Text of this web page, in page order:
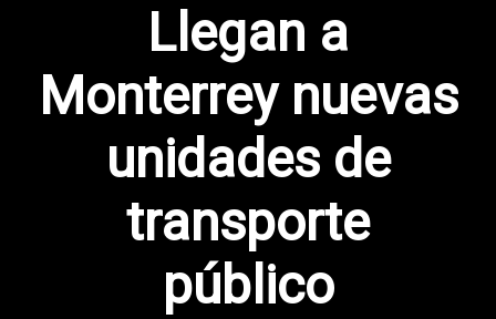
Llegan a
Monterrey nuevas
unidades de
transporte
público